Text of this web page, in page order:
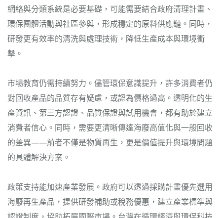
網絡與分類系統是必要基礎，可能需要結合政府清理計畫、
環保團體活動與社區參與，形成穩定的原料供應鏈。同時，
研發更有效率的清洗與處理技術，降低生產成本與環境衝
擊。
市場教育仍需持續努力。儘管環保意識提升，許多消費者仍
對回收產品的品質存有疑慮，或認為價格過高。透明化的生
產資訊、第三方認證、品質保證與試用機會，都有助於建立
消費者信心。同時，需要更清晰傳達海廢高值化與一般回收
的差異——前者不僅是物質再生，更是價值提升與環境問題
的具體解決方案。
政策支持能加速產業發展。政府可以透過採購計畫優先選用
海廢再生產品，提供研發補助或稅務優惠，建立產業標準與